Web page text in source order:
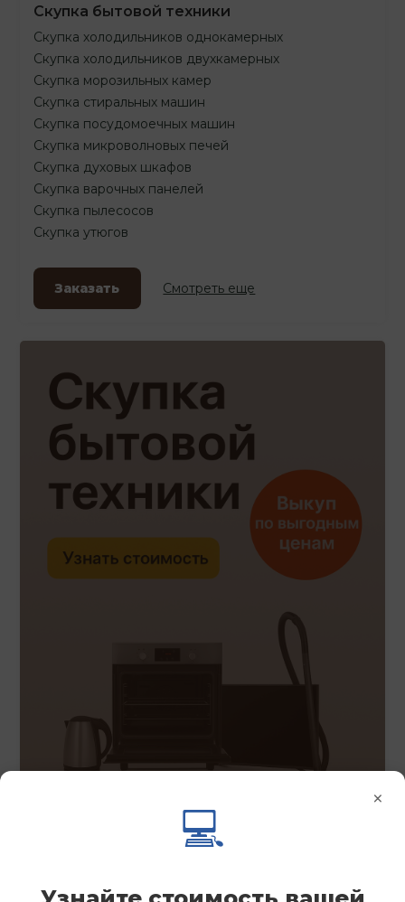
Скупка бытовой техники
Скупка холодильников однокамерных
Скупка холодильников двухкамерных
Скупка морозильных камер
Скупка стиральных машин
Скупка посудомоечных машин
Скупка микроволновых печей
Скупка духовых шкафов
Скупка варочных панелей
Скупка пылесосов
Скупка утюгов
Заказать Смотреть еще
×
💻